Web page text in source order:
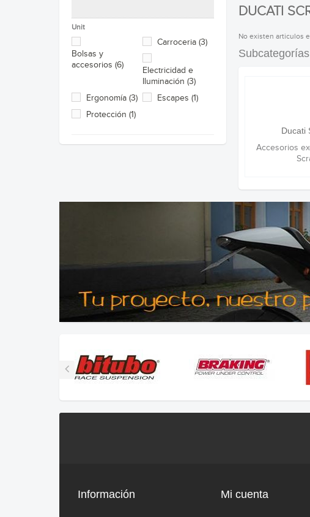
Unit
Bolsas y
accesorios (6)
Carroceria (3)
Electricidad e
Iluminación (3)
Ergonomía (3) Escapes (1)
Protección (1)
DUCATI
No existen articulos
Subcategorías
Ducati
Accesorios
Información Mi cuenta